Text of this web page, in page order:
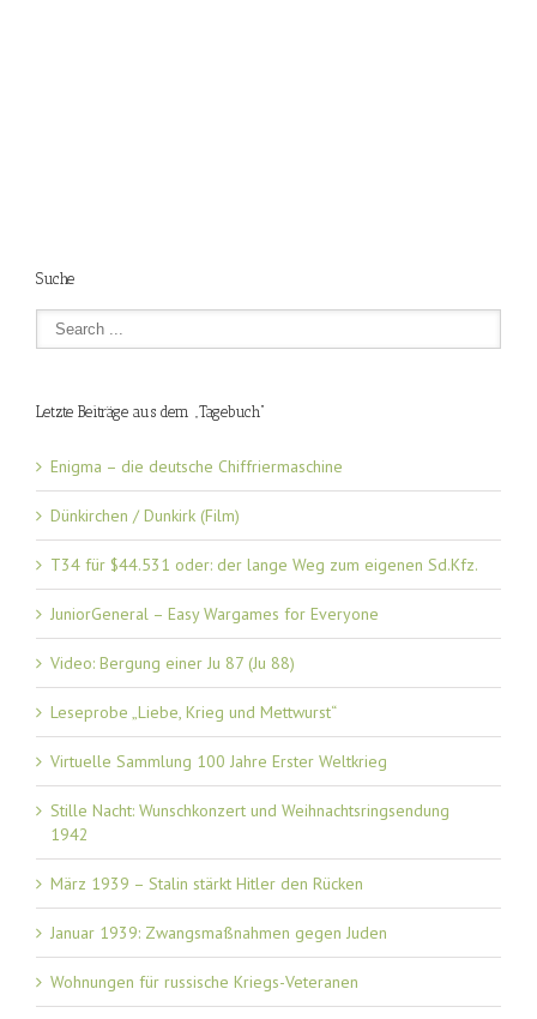
Suche
Letzte Beiträge aus dem „Tagebuch“
Enigma – die deutsche Chiffriermaschine
Dünkirchen / Dunkirk (Film)
T34 für $44.531 oder: der lange Weg zum eigenen Sd.Kfz.
JuniorGeneral – Easy Wargames for Everyone
Video: Bergung einer Ju 87 (Ju 88)
Leseprobe „Liebe, Krieg und Mettwurst“
Virtuelle Sammlung 100 Jahre Erster Weltkrieg
Stille Nacht: Wunschkonzert und Weihnachtsringsendung
1942
März 1939 – Stalin stärkt Hitler den Rücken
Januar 1939: Zwangsmaßnahmen gegen Juden
Wohnungen für russische Kriegs-Veteranen